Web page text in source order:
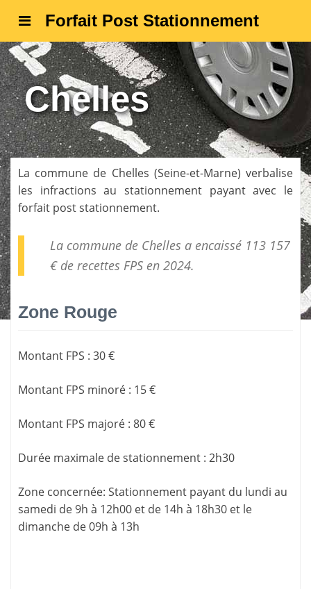
Forfait Post Stationnement
Chelles
La commune de Chelles (Seine-et-Marne) verbalise
les infractions au stationnement payant avec le
forfait post stationnement.
La commune de Chelles a encaissé 113 157
€ de recettes FPSen 2024.
Zone Rouge
Montant FPS : 30 €
Montant FPS minoré : 15 €
Montant FPS majoré : 80 €
Durée maximale de stationnement : 2h30
Zone concernée: Stationnement payant du lundi au
samedi de 9h à 12h00 et de 14h à 18h30 et le
dimanche de 09h à 13h